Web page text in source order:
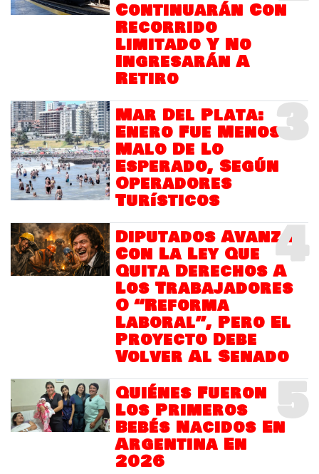
Continuarán Con
Recorrido
Limitado Y No
Ingresarán A
Retiro
3
Mar Del Plata:
Enero Fue Menos
Malo De Lo
Esperado, Según
Operadores
Turísticos
4
Diputados Avanza
Con La Ley Que
Quita Derechos A
Los Trabajadores
O “Reforma
Laboral”, Pero El
Proyecto Debe
Volver Al Senado
5
Quiénes Fueron
Los Primeros
Bebés Nacidos En
Argentina En
2026